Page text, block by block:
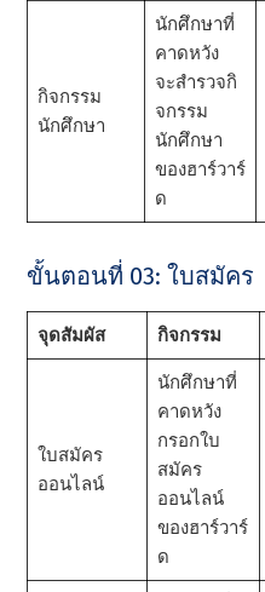
กิจกรรม
นักศึกษา
นักศึกษาที่
คาดหวัง
จะสํารวจกิ
จกรรม
นักศึกษา
ของฮาร์วาร์
ด
ขั้นตอนที่ 03: ใบสมัคร
จุดสัมผัส กิจกรรม
ใบสมัคร
ออนไลน์
นักศึกษาที่
คาดหวัง
กรอกใบ
สมัคร
ออนไลน์
ของฮาร์วาร์
ด